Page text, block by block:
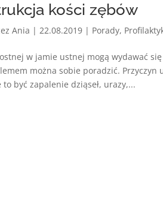
kości zębów
Ania |22.08.2019 | Porady,
w jamie ustnej mogą wydawać
można sobie poradzić.
być zapalenie dziąseł, urazy,...